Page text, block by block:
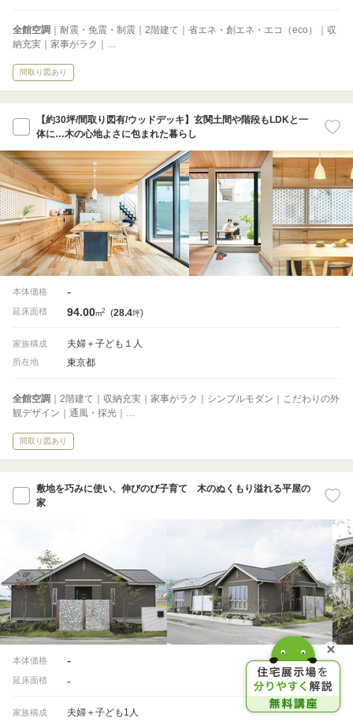
全館空調 ｜耐震・免震・制震｜2階建て｜省エネ・創エネ・エコ（eco）｜収
納充実｜家事がラク｜…
間取り図あり
【約30坪/間取り図有/ウッドデッキ】玄関土間や階段もLDKと一
体に…木の心地よさに包まれた暮らし
本体価格 -
延床面積 94.00m2 (28.4坪)
家族構成 夫婦＋子ども１人
所在地 東京都
全館空調 ｜2階建て｜収納充実｜家事がラク｜シンプルモダン｜こだわりの外
観デザイン｜通風・採光｜…
間取り図あり
敷地を巧みに使い、伸びのび子育て 木のぬくもり溢れる平屋の
家
本体価格 -
延床面積 -
家族構成 夫婦＋子ども1人